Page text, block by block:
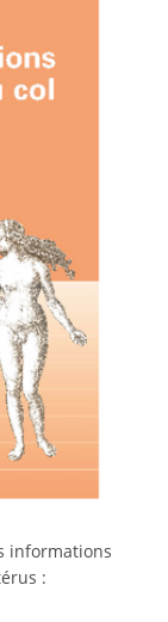
informations
: